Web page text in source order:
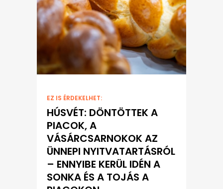
EZ IS ÉRDEKELHET:
HÚSVÉT: DÖNTÖTTEK A
PIACOK, A
VÁSÁRCSARNOKOK AZ
ÜNNEPI NYITVATARTÁSRÓL
– ENNYIBE KERÜL IDÉN A
SONKA ÉS A TOJÁS A